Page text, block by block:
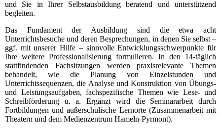
und Sie in Ihrer Selbstausbildung beratend und unterstützend
begleiten.
Das Fundament der Ausbildung sind die etwa acht
Unterrichtsbesuche und deren Besprechungen, in denen Sie selbst –
ggf. mit unserer Hilfe – sinnvolle Entwicklungsschwerpunkte für
Ihre weitere Professionalisierung formulieren. In den 14-täglich
stattfindenden Fachsitzungen werden praxisrelevante Themen
behandelt, wie die Planung von Einzelstunden und
Unterrichtssequenzen, die Analyse und Konstruktion von Übungs-
und Leistungsaufgaben, fachspezifische Themen wie Lese- und
Schreibförderung u. a. Ergänzt wird die Seminararbeit durch
Fortbildungen und außerschulische Lernorte (Zusammenarbeit mit
Theatern und dem Medienzentrum Hameln-Pyrmont).